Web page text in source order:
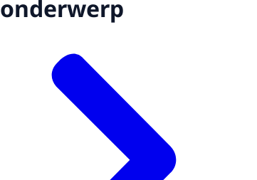
onderwerp